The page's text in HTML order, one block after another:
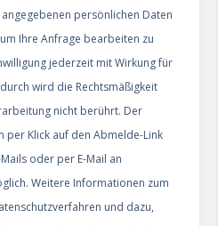
angegebenen persönlichen Daten
Ihre Anfrage bearbeiten zu
jederzeit mit Wirkung für
wird die Rechtsmäßigkeit
nicht berührt. Der
per Klick auf den Abmelde-Link
oder per E-Mail an
Weitere Informationen zum
und dazu,